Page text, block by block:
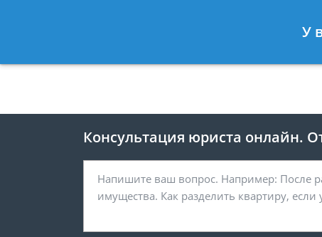
8 812 425-67-
Консультация юриста онлайн.
У